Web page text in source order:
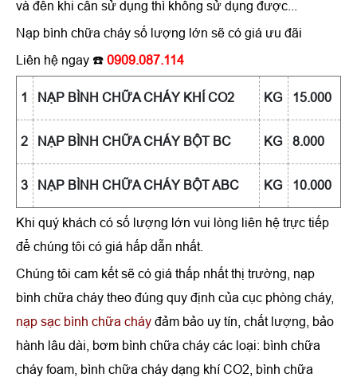
và đến khi cần sử dụng thì không sử dụng được...
Nạp bình chữa cháy số lượng lớn sẽ có giá ưu đãi
Liên hệ ngay ☎️ 0909.087.114
1 NẠP BÌNH CHỮA CHÁY KHÍ CO2 KG 15.000
2 NẠP BÌNH CHỮA CHÁY BỘT BC KG 8.000
3 NẠP BÌNH CHỮA CHÁY BỘT ABC KG 10.000
Khi quý khách có số lượng lớn vui lòng liên hệ trực tiếp
để chúng tôi có giá hấp dẫn nhất.
Chúng tôi cam kết sẽ có giá thấp nhất thị trường, nạp
bình chữa cháy theo đúng quy định của cục phòng cháy,
nạp sạc bình chữa cháy đảm bảo uy tín, chất lượng, bảo
hành lâu dài,
bơm bình chữa cháy các loại: bình chữa
cháy foam, bình chữa cháy dạng khí CO2, bình chữa